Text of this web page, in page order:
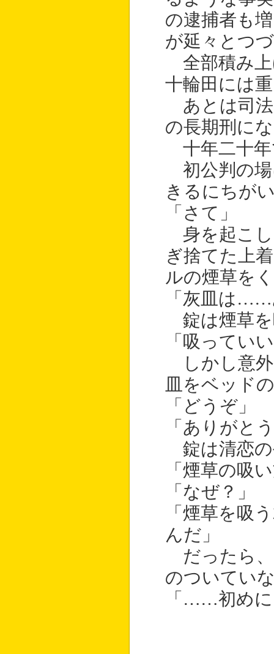
の逮捕者も
が延々とつ
全部積み上
十輪田には
あとは司
の長期刑に
十年二十年
初公判の場
きるにちが
「さて」
身を起こし
ぎ捨てた上
ルの煙草を
「灰皿は
錠は煙草
「吸ってい
しかし意外
皿をベッド
「どうぞ」
「ありがと
錠は清恋の
「煙草の吸
「なぜ？」
「煙草を吸
んだ」
だったら、
のついてい
「……初め